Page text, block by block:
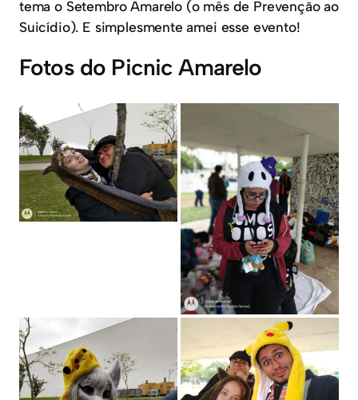
tema o Setembro Amarelo (o mês de Prevenção ao
Suicídio). E simplesmente amei esse evento!
Fotos do Picnic Amarelo